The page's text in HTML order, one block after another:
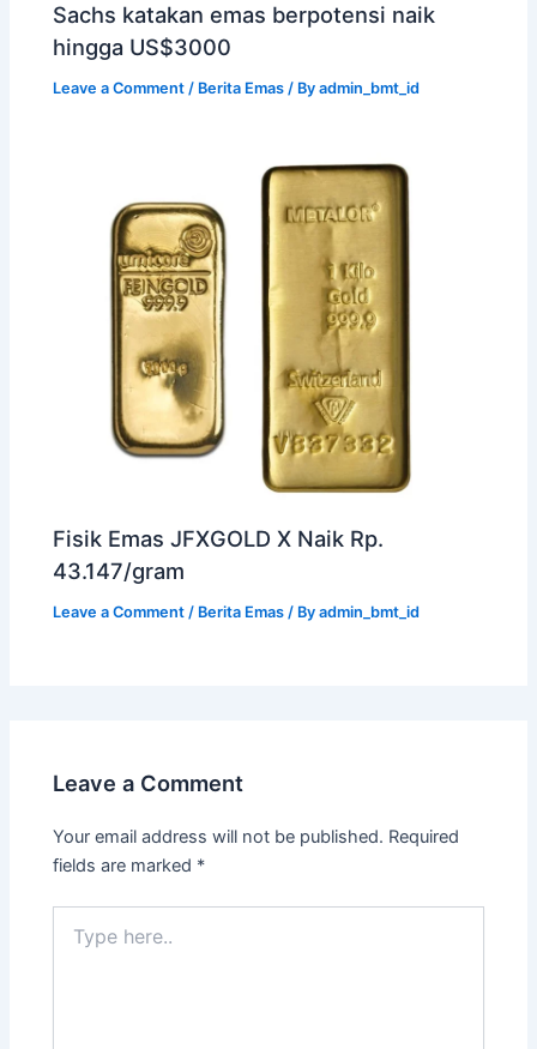
Sachs katakan emas berpotensi naik
hingga US$3000
Leave a Comment / Berita Emas / Byadmin_bmt_id
Fisik Emas JFXGOLD X Naik Rp.
43.147/gram
Leave a Comment / Berita Emas / Byadmin_bmt_id
Leave a Comment
Your email address will not be published. Required
fields are marked *
here..